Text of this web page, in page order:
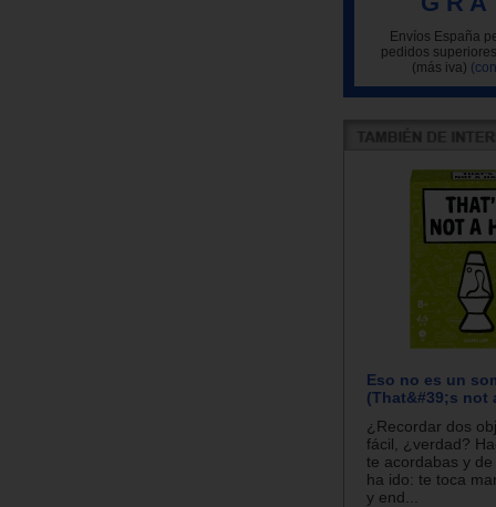
Envíos España
pedidos
(más iva)
Eso no es un
(That&#39;s not
¿Recordar dos
fácil, ¿verdad?
te acordabas y
ha ido: te toca
y end...